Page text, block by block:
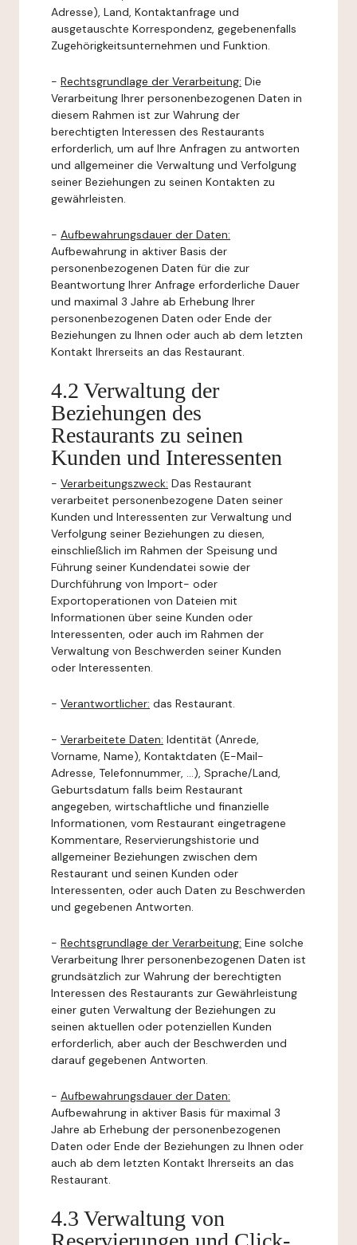
Adresse), Land, Kontaktanfrage und
ausgetauschte Korrespondenz, gegebenenfalls
Zugehörigkeitsunternehmen und Funktion.
- Rechtsgrundlage der Verarbeitung: Die
Verarbeitung Ihrer personenbezogenen Daten in
diesem Rahmen ist zur Wahrung der
berechtigten Interessen des Restaurants
erforderlich, um auf Ihre Anfragen zu antworten
und allgemeiner die Verwaltung und Verfolgung
seiner Beziehungen zu seinen Kontakten zu
gewährleisten.
- Aufbewahrungsdauer der Daten:
Aufbewahrung in aktiver Basis der
personenbezogenen Daten für die zur
Beantwortung Ihrer Anfrage erforderliche Dauer
und maximal 3 Jahre ab Erhebung Ihrer
personenbezogenen Daten oder Ende der
Beziehungen zu Ihnen oder auch ab dem letzten
Kontakt Ihrerseits an das Restaurant.
4.2 Verwaltung der
Beziehungen des
Restaurants zu seinen
Kunden und Interessenten
- Verarbeitungszweck: Das Restaurant
verarbeitet personenbezogene Daten seiner
Kunden und Interessenten zur Verwaltung und
Verfolgung seiner Beziehungen zu diesen,
einschließlich im Rahmen der Speisung und
Führung seiner Kundendatei sowie der
Durchführung von Import- oder
Exportoperationen von Dateien mit
Informationen über seine Kunden oder
Interessenten, oder auch im Rahmen der
Verwaltung von Beschwerden seiner Kunden
oder Interessenten.
- Verantwortlicher: das Restaurant.
- Verarbeitete Daten: Identität (Anrede,
Vorname, Name), Kontaktdaten (E-Mail-
Adresse, Telefonnummer, ...), Sprache/Land,
Geburtsdatum falls beim Restaurant
angegeben, wirtschaftliche und finanzielle
Informationen, vom Restaurant eingetragene
Kommentare, Reservierungshistorie und
allgemeiner Beziehungen zwischen dem
Restaurant und seinen Kunden oder
Interessenten, oder auch Daten zu Beschwerden
und gegebenen Antworten.
- Rechtsgrundlage der Verarbeitung: Eine solche
Verarbeitung Ihrer personenbezogenen Daten ist
grundsätzlich zur Wahrung der berechtigten
Interessen des Restaurants zur Gewährleistung
einer guten Verwaltung der Beziehungen zu
seinen aktuellen oder potenziellen Kunden
erforderlich, aber auch der Beschwerden und
darauf gegebenen Antworten.
- Aufbewahrungsdauer der Daten:
Aufbewahrung in aktiver Basis für maximal 3
Jahre ab Erhebung der personenbezogenen
Daten oder Ende der Beziehungen zu Ihnen oder
auch ab dem letzten Kontakt Ihrerseits an das
Restaurant.
4.3 Verwaltung von